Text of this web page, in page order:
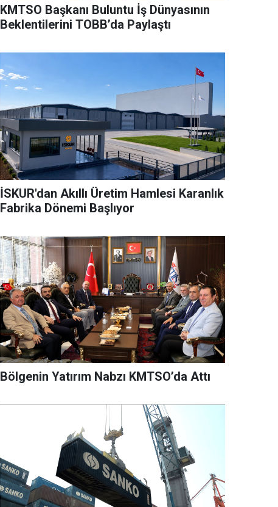
KMTSO Başkanı Buluntu İş Dünyasının
Beklentilerini TOBB’da Paylaştı
İSKUR'dan Akıllı Üretim Hamlesi Karanlık
Fabrika Dönemi Başlıyor
Bölgenin Yatırım Nabzı KMTSO’da Attı